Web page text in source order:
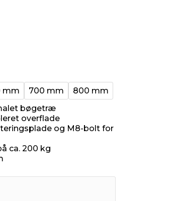
mm 700 mm
800 mm
bøgetræ
overflade
og M8-bolt for
ca. 200 kg